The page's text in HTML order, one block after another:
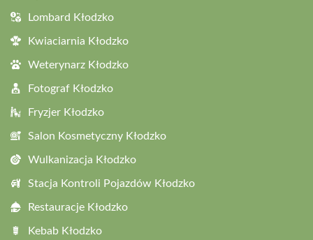
Lombard Kłodzko
Kwiaciarnia Kłodzko
Weterynarz Kłodzko
Fotograf Kłodzko
Fryzjer Kłodzko
Salon Kosmetyczny Kłodzko
Wulkanizacja Kłodzko
Stacja Kontroli Pojazdów Kłodzko
Restauracje Kłodzko
Kebab Kłodzko